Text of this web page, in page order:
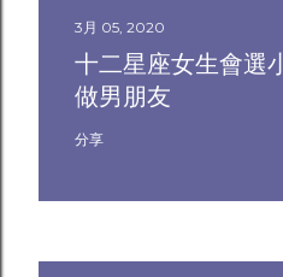
3月 05, 2020
十二星座女生會選
做男朋友
分享